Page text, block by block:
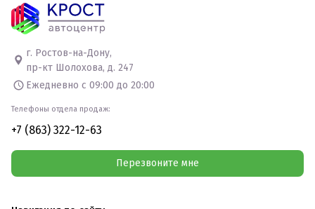
г. Ростов-на-Дону,
пр-кт Шолохова, д. 247
Ежедневно с 09:00 до 20:00
Телефоны отдела продаж:
+7 (863) 322-12-63
Перезвоните мне